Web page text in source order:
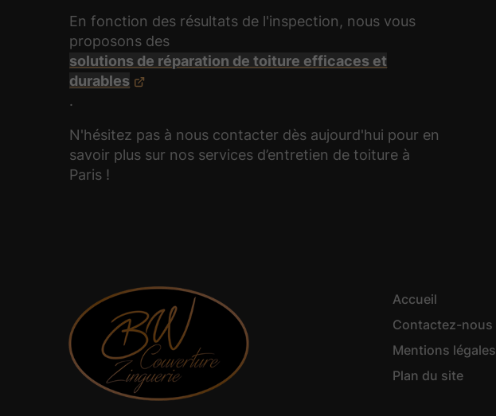
En fonction des résultats de l'inspection, nous vous
proposons des
solutions de réparation de toiture efficaces et
durables
.
N'hésitez pas à nous contacter dès aujourd'hui pour en
savoir plus sur nos services d’entretien de toiture à
Paris !
Accueil
Contactez-nous
Mentions légales
Plan du site